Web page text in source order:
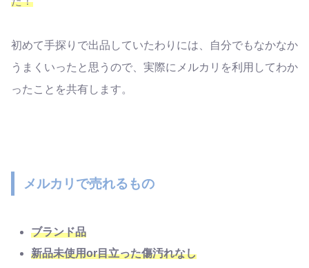
初めて手探りで出品していたわりには、自分でもなかなか
うまくいったと思うので、実際にメルカリを利用してわか
ったことを共有します。
メルカリで売れるもの
ブランド品
新品未使用or目立った傷汚れなし